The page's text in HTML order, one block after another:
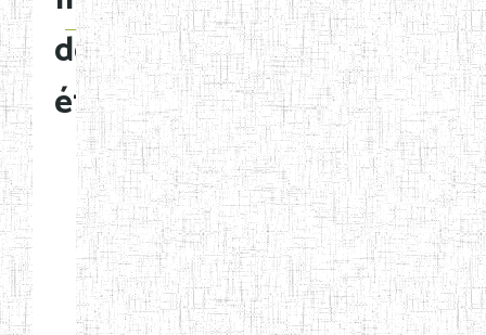
des
établissements
Etablissements
d'enseignement
normal